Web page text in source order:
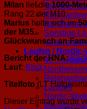
Termine
Sonstige
Laufen / Nordic-
46.
Lauftreff
Nordic-
Milan lief die1000-
Rang 22 der M10.
Marius holte sich im
der M35.
Glückwunsch an
Bericht der HNA:
Lauf: Klick
Titelfoto (LT
Dieser Eintrag wurde